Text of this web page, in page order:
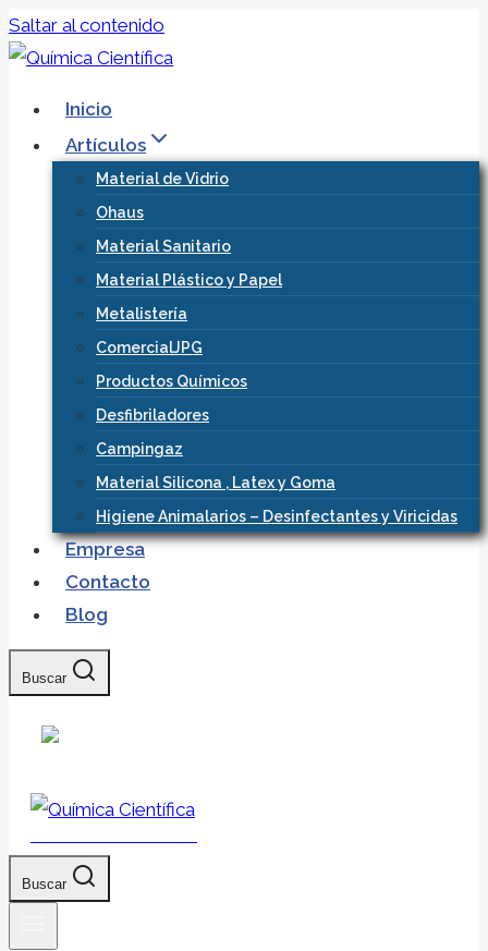
Saltar al contenido
Inicio
Artículos
Material de Vidrio
Ohaus
Material Sanitario
Material Plástico y Papel
Metalistería
ComercialJPG
Productos Químicos
Desfibriladores
Campingaz
Material Silicona , Latex y Goma
Higiene Animalarios – Desinfectantes y Viricidas
Empresa
Contacto
Blog
Buscar
Buscar